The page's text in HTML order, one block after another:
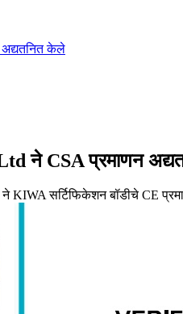
केले
ने CSA प्रमाणन
KIWA सर्टिफिकेशन बॉडीचे CE